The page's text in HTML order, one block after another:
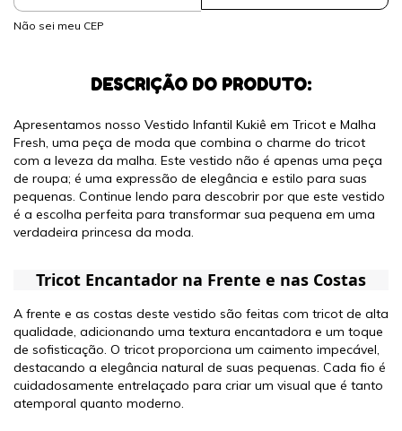
Não sei meu CEP
DESCRIÇÃO DO PRODUTO:
Apresentamos nosso Vestido Infantil Kukiê em Tricot e Malha
Fresh, uma peça de moda que combina o charme do tricot
com a leveza da malha. Este vestido não é apenas uma peça
de roupa; é uma expressão de elegância e estilo para suas
pequenas. Continue lendo para descobrir por que este vestido
é a escolha perfeita para transformar sua pequena em uma
verdadeira princesa da moda.
Tricot Encantador na Frente e nas Costas
A frente e as costas deste vestido são feitas com tricot de alta
qualidade, adicionando uma textura encantadora e um toque
de sofisticação. O tricot proporciona um caimento impecável,
destacando a elegância natural de suas pequenas. Cada fio é
cuidadosamente entrelaçado para criar um visual que é tanto
atemporal quanto moderno.